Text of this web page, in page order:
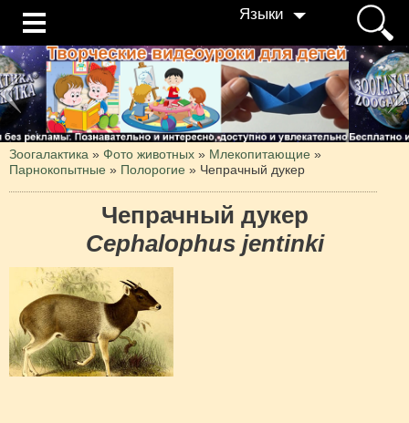
Языки
Зоогалактика » Фото животных » Млекопитающие »
Парнокопытные » Полорогие » Чепрачный дукер
Чепрачный дукер
Cephalophus jentinki